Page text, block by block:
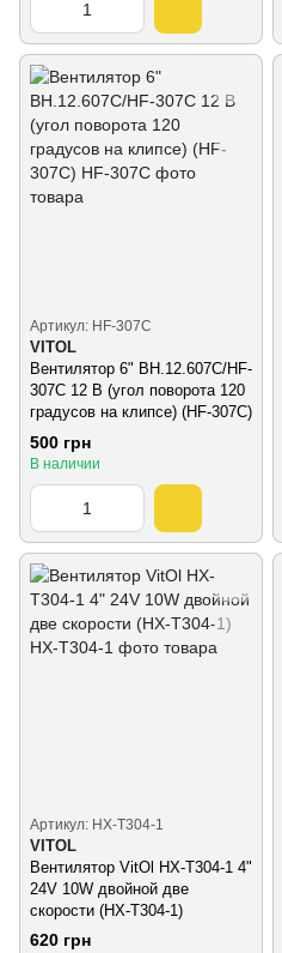
Артикул: HF-307C
VITOL
Вентилятор 6" ВН.12.607С/HF-
307C 12 В (угол поворота 120
градусов на клипсе) (HF-307C)
500 грн
В наличии
Артикул: HX-T304-1
VITOL
Вентилятор VitOl HX-T304-1 4"
24V 10W двойной две
скорости (HX-T304-1)
620 грн